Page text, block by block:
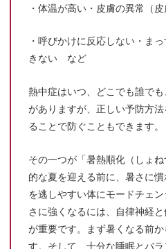
・体温が高い・皮膚の異常（
・呼びかけに反応しない・ま
きない など
熱中症はいつ、どこでも誰で
がありますが、正しい予防方
ることで防ぐこともできます。
その一つが「暑熱順化（しょ
的な夏を迎える前に、暑さに
を逃しやすい体にモードチェ
さに強くなるには、自律神経
が重要です。まず暑くなる前
す。そして、十分な睡眠とバ